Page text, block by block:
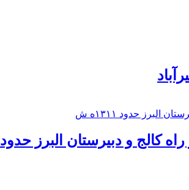
و دبيرستان البرز حدود ۱۳۱۱ه ش